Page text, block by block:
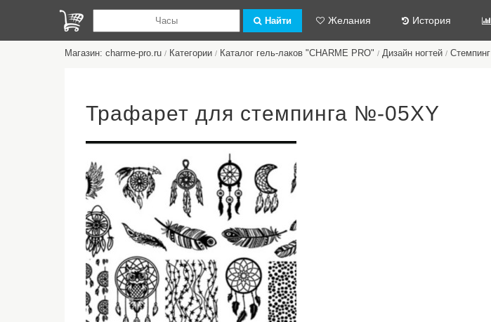
Найти Желания История
Магазин: charme-pro.ru / Категории / Каталог гель-лаков "CHARME PRO" / Дизайн ногтей / Стемпинг
Трафарет для стемпинга №-05XY